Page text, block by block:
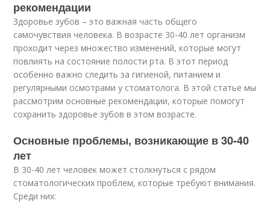
рекомендации
Здоровье зубов – это важная часть общего
самочувствия человека. В возрасте 30-40 лет организм
проходит через множество изменений, которые могут
повлиять на состояние полости рта. В этот период
особенно важно следить за гигиеной, питанием и
регулярными осмотрами у стоматолога. В этой статье мы
рассмотрим основные рекомендации, которые помогут
сохранить здоровье зубов в этом возрасте.
Основные проблемы, возникающие в 30-40
лет
В 30-40 лет человек может столкнуться с рядом
стоматологических проблем, которые требуют внимания.
Среди них: